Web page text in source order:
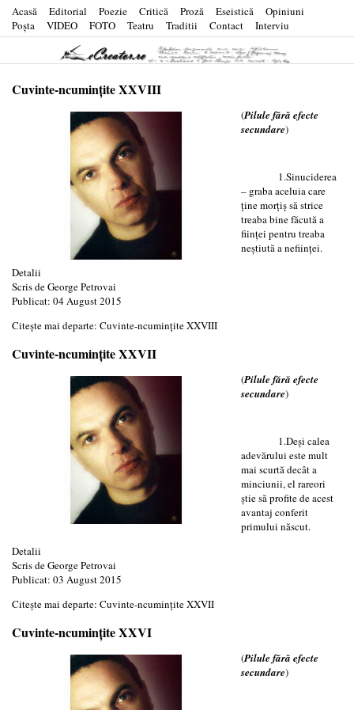
Acasă Editorial Poezie Critică Proză Eseistică
Opiniuni
Poşta
VIDEO FOTO Teatru Traditii Contact Interviu
Cuvinte-ncumințite XXVIII
(Pilule fără efecte
secundare)
1.Sinuciderea
– graba aceluia care
ține morțiș să strice
treaba bine făcută a
ființei pentru treaba
neștiută a neființei.
Detalii
Scris deGeorge Petrovai
Publicat: 04 August 2015
Citește mai departe: Cuvinte-ncumințite XXVIII
Cuvinte-ncumințite XXVII
(Pilule fără efecte
secundare)
1.Deși calea
adevărului este mult
mai scurtă decât a
minciunii, el rareori
știe să profite de acest
avantaj conferit
primului născut.
Detalii
Scris deGeorge Petrovai
Publicat: 03 August 2015
Citește mai departe: Cuvinte-ncumințite XXVII
Cuvinte-ncumințite XXVI
(Pilule fără efecte
secundare)